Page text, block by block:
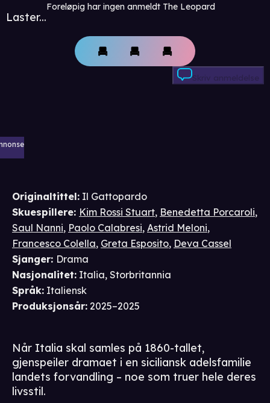
Laster...
Foreløpig har ingen anmeldt The Leopard
Skriv anmeldelse
Originaltittel: Il Gattopardo
Skuespillere: Kim Rossi Stuart, Benedetta Porcaroli,
Saul Nanni, Paolo Calabresi, Astrid Meloni,
Francesco Colella, Greta Esposito, Deva Cassel
Sjanger: Drama
Nasjonalitet: Italia, Storbritannia
Språk: Italiensk
Produksjonsår: 2025–2025
Når Italia skal samles på 1860-tallet,
gjenspeiler dramaet i en siciliansk adelsfamilie
landets forvandling – noe som truer hele deres
livsstil.